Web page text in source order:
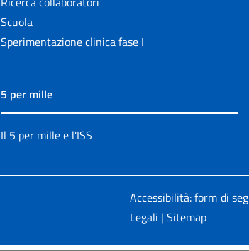
Scuola
Sperimentazione clinica fase I
5 per mille
Il 5 per mille e l'ISS
Accessibilità: form di
Legali | Sitemap